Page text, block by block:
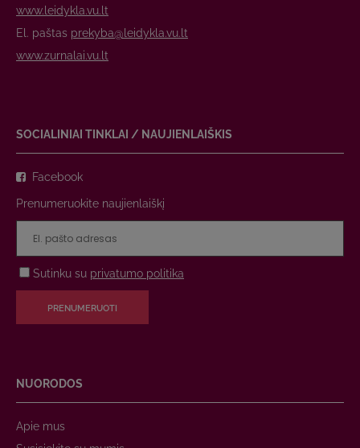
www.leidykla.vu.lt
El. paštas prekyba@leidykla.vu.lt
www.zurnalai.vu.lt
SOCIALINIAI TINKLAI / NAUJIENLAIŠKIS
Facebook
Prenumeruokite naujienlaiškį
Sutinku su privatumo politika
PRENUMERUOTI
NUORODOS
Apie mus